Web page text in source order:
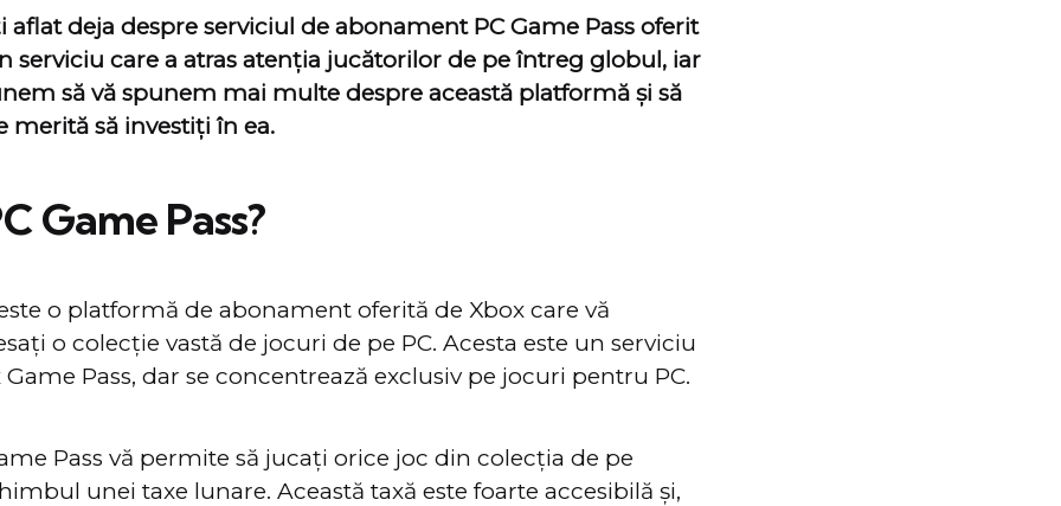
aflat deja despre serviciul de abonament PC Game Pass oferit
serviciu care a atras atenția jucătorilor de pe întreg globul, iar
să vă spunem mai multe despre această platformă și să
merită să investiți în ea.
Game Pass?
o platformă de abonament oferită de Xbox care vă
o colecție vastă de jocuri de pe PC. Acesta este un serviciu
Pass, dar se concentrează exclusiv pe jocuri pentru PC.
Pass vă permite să jucați orice joc din colecția de pe
unei taxe lunare. Această taxă este foarte accesibilă și,